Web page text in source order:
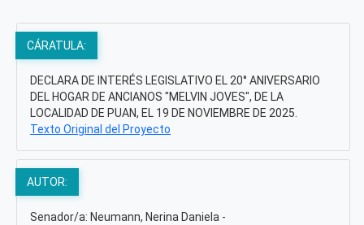
CÁRATULA:
DECLARA DE INTERÉS LEGISLATIVO EL 20° ANIVERSARIO
DEL HOGAR DE ANCIANOS "MELVIN JOVES", DE LA
LOCALIDAD DE PUAN, EL 19 DE NOVIEMBRE DE 2025.
Texto Original del Proyecto
AUTOR:
Senador/a: Neumann, Nerina Daniela -